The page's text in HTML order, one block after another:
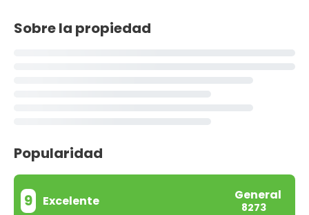
Sobre la propiedad
Popularidad
9 Excelente General
8273